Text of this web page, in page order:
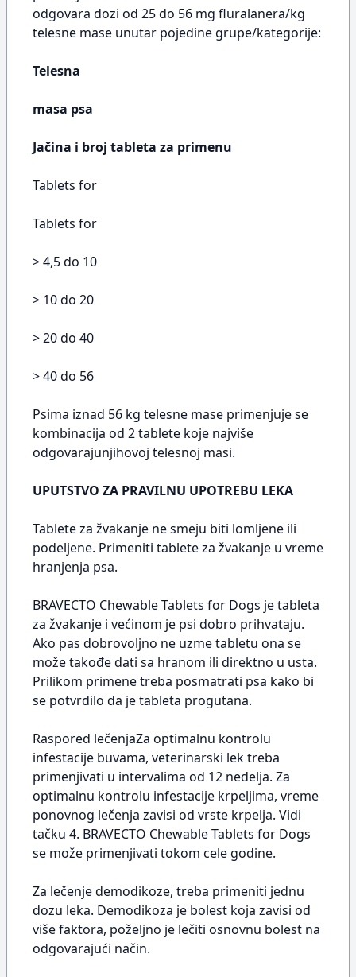
odgovara dozi od 25 do 56 mg fluralanera/kg
telesne mase unutar pojedine grupe/kategorije:
Telesna
masa psa
Jačina i broj tableta za primenu
Tablets for
Tablets for
> 4,5 do 10
> 10 do 20
> 20 do 40
> 40 do 56
Psima iznad 56 kg telesne mase primenjuje se
kombinacija od 2 tablete koje najviše
odgovarajunjihovoj telesnoj masi.
UPUTSTVO ZA PRAVILNU UPOTREBU LEKA
Tablete za žvakanje ne smeju biti lomljene ili
podeljene. Primeniti tablete za žvakanje u vreme
hranjenja psa.
BRAVECTO Chewable Tablets for Dogs je tableta
za žvakanje i većinom je psi dobro prihvataju.
Ako pas dobrovoljno ne uzme tabletu ona se
može takođe dati sa hranom ili direktno u usta.
Prilikom primene treba posmatrati psa kako bi
se potvrdilo da je tableta progutana.
Raspored lečenjaZa optimalnu kontrolu
infestacije buvama, veterinarski lek treba
primenjivati u intervalima od 12 nedelja. Za
optimalnu kontrolu infestacije krpeljima, vreme
ponovnog lečenja zavisi od vrste krpelja. Vidi
tačku 4. BRAVECTO Chewable Tablets for Dogs
se može primenjivati tokom cele godine.
Za lečenje demodikoze, treba primeniti jednu
dozu leka. Demodikoza je bolest koja zavisi od
više faktora, poželjno je lečiti osnovnu bolest na
odgovarajući način.